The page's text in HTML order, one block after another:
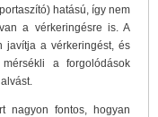
hatású, így nem
a vérkeringésre is. A
javítja a vérkeringést, és
a forgolódások
nagyon fontos, hogyan